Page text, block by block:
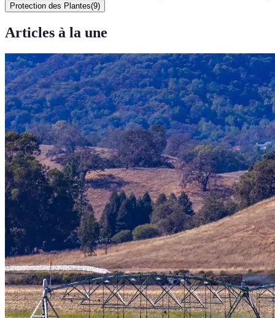
Protection des Plantes(9)
Articles à la une